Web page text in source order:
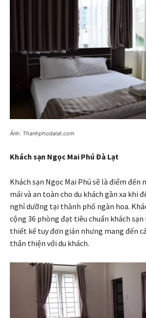
Ảnh: Thanhphodalat.com
Khách sạn Ngọc Mai Phú Đà Lạt
Khách sạn Ngọc Mai Phú sẽ là điểm đến
mái và an toàn cho du khách gần xa khi
nghỉ dưỡng tại thành phố ngàn hoa.
cộng 36 phòng đạt tiêu chuẩn khách sạn
thiết kế tuy đơn giản nhưng mang đến
thân thiện với du khách.